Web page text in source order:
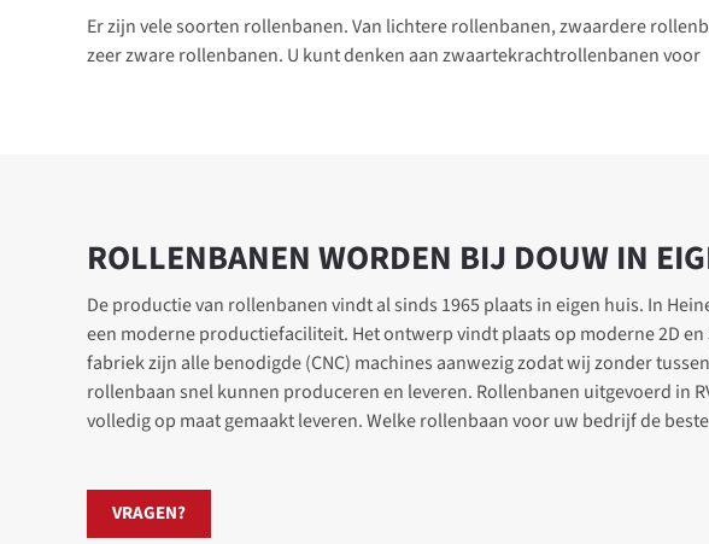
Er zijn vele soorten rollenbanen. Van lichtere rollenbanen, zwaardere
zeer zware rollenbanen. U kunt denken aan zwaartekrachtrollenbanen voor
ROLLENBANEN WORDEN BIJ DOUW IN
De productie van rollenbanen vindt al sinds 1965 plaats in eigen huis. In
een moderne productiefaciliteit. Het ontwerp vindt plaats op moderne 2D en
fabriek zijn alle benodigde (CNC) machines aanwezig zodat wij zonder
rollenbaan snel kunnen produceren en leveren. Rollenbanen uitgevoerd in
volledig op maat gemaakt leveren. Welke rollenbaan voor uw bedrijf de
VRAGEN?